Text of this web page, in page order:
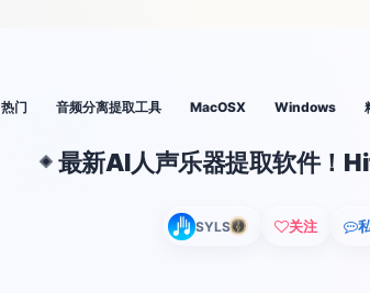
热门 音频分离提取工具 MacOSX Windows
◈ 最新AI人声乐器提取软件！
SYLS 关注